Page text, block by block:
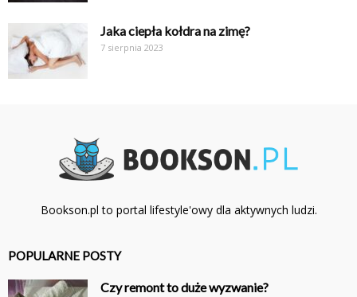
Jaka ciepła kołdra na zimę?
7 sierpnia 2023
Bookson.pl to portal lifestyle'owy dla aktywnych ludzi.
POPULARNE POSTY
Czy remont to duże wyzwanie?